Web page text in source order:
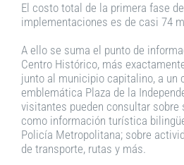
El costo total de la primera fase
implementaciones es de casi 74
A ello se suma el punto de
Centro Histórico, más
junto al municipio capitalino, a un
emblemática Plaza de la
visitantes pueden consultar sobre
como información turística
Policía Metropolitana; sobre
de transporte, rutas y más.